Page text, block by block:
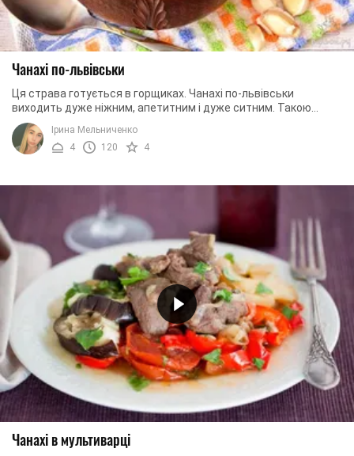
Чанахі по-львівськи
Ця страва готується в горщиках. Чанахі по-львівськи
виходить дуже ніжним, апетитним і дуже ситним. Такою
стравою можна приємно здивувати гостей і ...
Ірина Мельниченко
4
120 4
Чанахі в мультиварці